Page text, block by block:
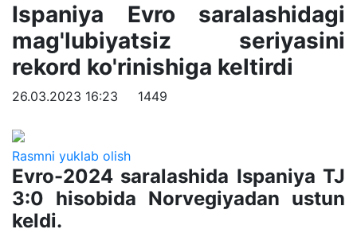
Ispaniya Evro saralashidagi
mag'lubiyatsiz seriyasini
rekord ko'rinishiga keltirdi
26.03.2023 16:23 1449
Rasmni yuklab olish
Evro-2024 saralashida Ispaniya TJ
3:0 hisobida Norvegiyadan ustun
keldi.